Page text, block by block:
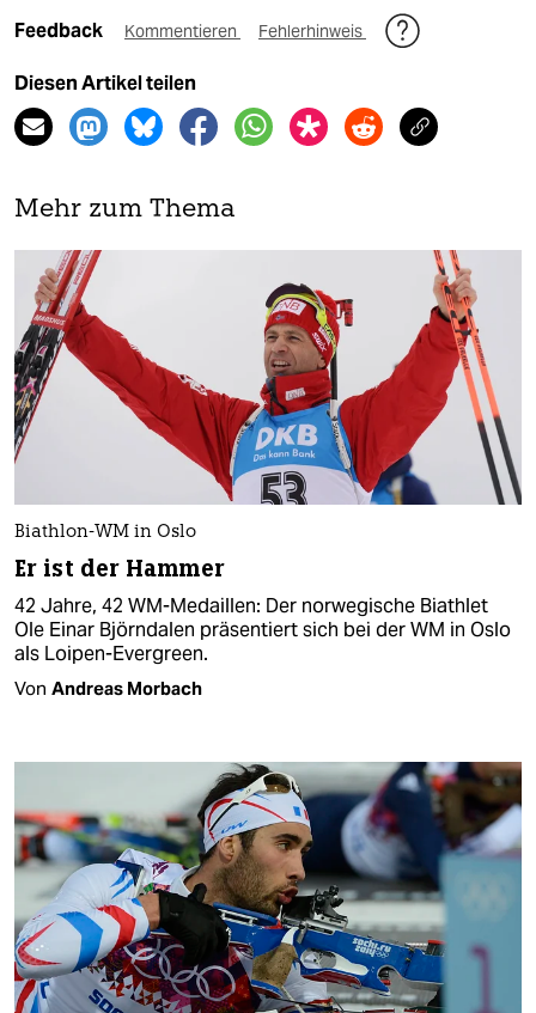
Feedback Kommentieren Fehlerhinweis
Diesen Artikel teilen
Mehr zum Thema
Biathlon-WM in Oslo
Er ist der Hammer
42 Jahre, 42 WM-Medaillen: Der norwegische Biathlet
Ole Einar Björndalen präsentiert sich bei der WM in Oslo
als Loipen-Evergreen.
Von Andreas Morbach